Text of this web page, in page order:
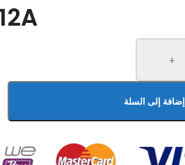
+
إضافة إلى السلة